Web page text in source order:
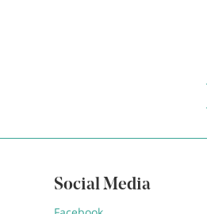
Social Media